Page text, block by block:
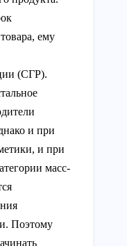
ему
(СГР).
и при
и при
масс-
Поэтому